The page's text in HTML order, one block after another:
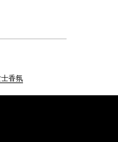
香氛